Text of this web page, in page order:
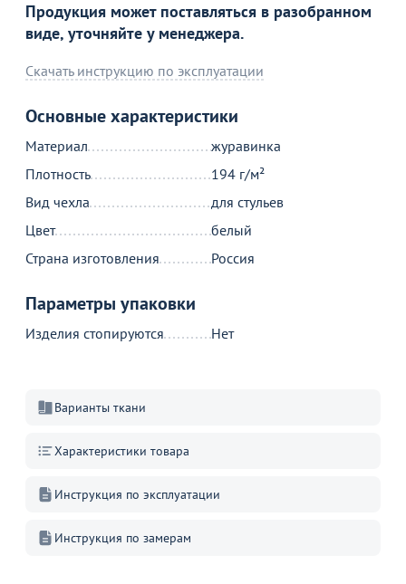
Продукция может поставляться в разобранном
виде, уточняйте у менеджера.
Скачать инструкцию по эксплуатации
Основные характеристики
Материал
журавинка
Плотность
194 г/м²
Вид чехла
для стульев
Цвет
белый
Страна изготовления
Россия
Параметры упаковки
Изделия стопируются Нет
Варианты ткани
Характеристики товара
Инструкция по эксплуатации
Инструкция по замерам